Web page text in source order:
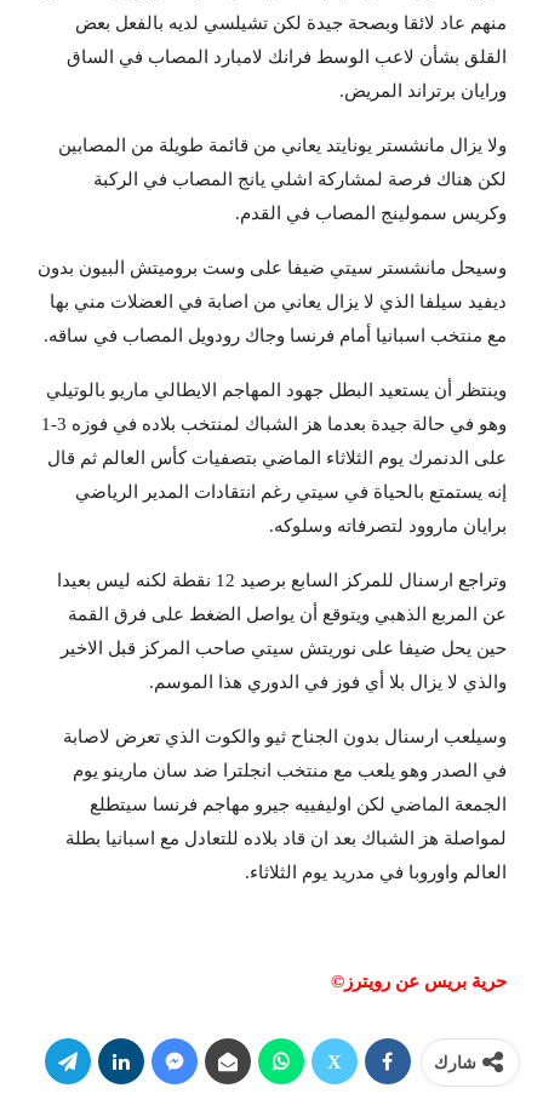
منهم عاد لائقا وبصحة جيدة لكن تشيلسي لديه بالفعل بعض
القلق بشأن لاعب الوسط فرانك لامبارد المصاب في الساق
ورايان برتراند المريض.
ولا يزال مانشستر يونايتد يعاني من قائمة طويلة من المصابين
لكن هناك فرصة لمشاركة اشلي يانج المصاب في الركبة
وكريس سمولينج المصاب في القدم.
وسيحل مانشستر سيتي ضيفا على وست بروميتش البيون بدون
ديفيد سيلفا الذي لا يزال يعاني من اصابة في العضلات مني بها
مع منتخب اسبانيا أمام فرنسا وجاك رودويل المصاب في ساقه.
وينتظر أن يستعيد البطل جهود المهاجم الايطالي ماريو بالوتيلي
وهو في حالة جيدة بعدما هز الشباك لمنتخب بلاده في فوزه 3-1
على الدنمرك يوم الثلاثاء الماضي بتصفيات كأس العالم ثم قال
إنه يستمتع بالحياة في سيتي رغم انتقادات المدير الرياضي
برايان ماروود لتصرفاته وسلوكه.
وتراجع ارسنال للمركز السابع برصيد 12 نقطة لكنه ليس بعيدا
عن المربع الذهبي ويتوقع أن يواصل الضغط على فرق القمة
حين يحل ضيفا على نوريتش سيتي صاحب المركز قبل الاخير
والذي لا يزال بلا أي فوز في الدوري هذا الموسم.
وسيلعب ارسنال بدون الجناح ثيو والكوت الذي تعرض لاصابة
في الصدر وهو يلعب مع منتخب انجلترا ضد سان مارينو يوم
الجمعة الماضي لكن اوليفييه جيرو مهاجم فرنسا سيتطلع
لمواصلة هز الشباك بعد ان قاد بلاده للتعادل مع اسبانيا بطلة
العالم واوروبا في مدريد يوم الثلاثاء.
حرية بريس عن رويترز©
شارك